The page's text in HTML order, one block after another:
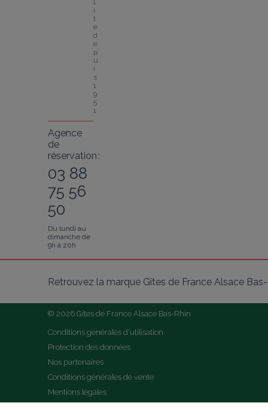
l
i
t
é
d
e
p
u
i
s
1
9
5
1
Agence
de
réservation :
03 88
75 56
50
Du lundi au
dimanche de
9h à 20h
Retrouvez la marque Gîtes de France Alsace
© 2026 Gîtes de France Alsace Bas-Rhin
Conditions générales d'utilisation
Protection des données
Nos partenaires
Conditions générales de vente
Mentions légales